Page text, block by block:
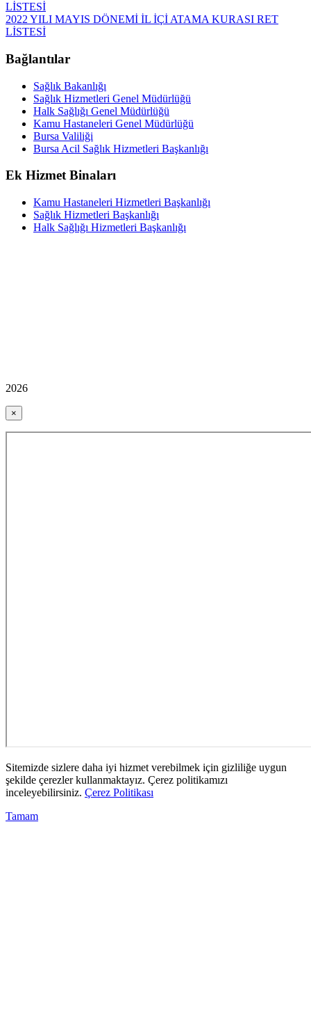
LİSTESİ
2022 YILI MAYIS DÖNEMİ İL İÇİ ATAMA KURASI RET
LİSTESİ
Bağlantılar
Sağlık Bakanlığı
Sağlık Hizmetleri Genel Müdürlüğü
Halk Sağlığı Genel Müdürlüğü
Kamu Hastaneleri Genel Müdürlüğü
Bursa Valiliği
Bursa Acil Sağlık Hizmetleri Başkanlığı
Ek Hizmet Binaları
Kamu Hastaneleri Hizmetleri Başkanlığı
Sağlık Hizmetleri Başkanlığı
Halk Sağlığı Hizmetleri Başkanlığı
2026
×
Sitemizde sizlere daha iyi hizmet verebilmek için gizliliğe uygun
şekilde çerezler kullanmaktayız. Çerez politikamızı
inceleyebilirsiniz. Çerez Politikası
Tamam